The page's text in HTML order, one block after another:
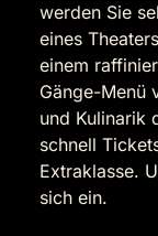
werden Sie
eines
einem
Gänge-Menü
und Kulinarik
schnell
Extraklasse.
sich ein.